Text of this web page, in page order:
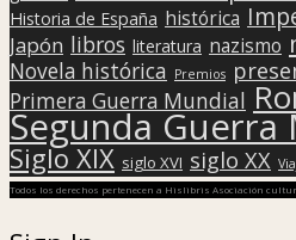
Historia de España histórica
Japón libros literatura nazismo
Novela histórica Premios
Primera Guerra Mundial
Segunda Guerra
Siglo XIX siglo XVI siglo XX
Todos los derechos pertenecen a Hislibris Asociación